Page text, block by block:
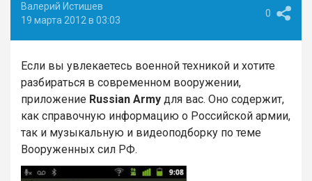
Валерий Истишев
19 марта 2012 в 03:03
0
Если вы увлекаетесь военной техникой и хотите
разбираться в современном вооружении,
приложение Russian Army для вас. Оно содержит,
как справочную информацию о Российской армии,
так и музыкальную и видеоподборку по теме
Вооруженных сил РФ.